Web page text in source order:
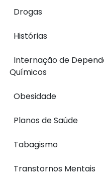
Drogas
Histórias
Internação de
Químicos
Obesidade
Planos de Saúde
Tabagismo
Transtornos Mentais